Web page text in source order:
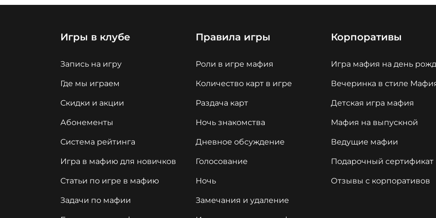
Игры в клубе
Запись на игру
Где мы играем
Скидки и акции
Абонементы
Система рейтинга
Игра в мафию для новичков
Статьи по игре в мафию
Задачи по мафии
Правила игры
Роли в игре мафия
Количество карт в игре
Раздача карт
Ночь знакомства
Дневное обсуждение
Голосование
Ночь
Замечания и удаление
Корпоративы
Игра мафия на день
Вечеринка в стиле
Детская игра мафия
Мафия на выпускной
Ведущие мафии
Подарочный сертификат
Отзывы с корпоративов